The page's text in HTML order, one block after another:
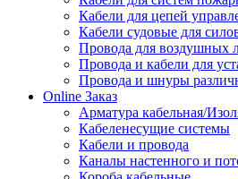
Кабели для цепей
Кабели судовые для
Провода для воздушных
Провода и кабели для
Провода и шнуры
Online Заказ
Арматура кабельная/
Кабеленесущие системы
Кабели и провода
Каналы настенного и